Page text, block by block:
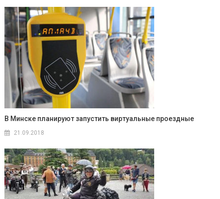
В Минске планируют запустить виртуальные проездные
21.09.2018